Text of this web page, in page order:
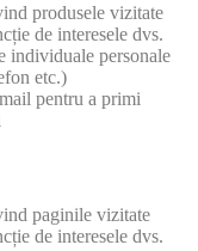
produsele vizitate
de interesele dvs.
individuale personale
etc.)
pentru a primi
paginile vizitate
de interesele dvs.